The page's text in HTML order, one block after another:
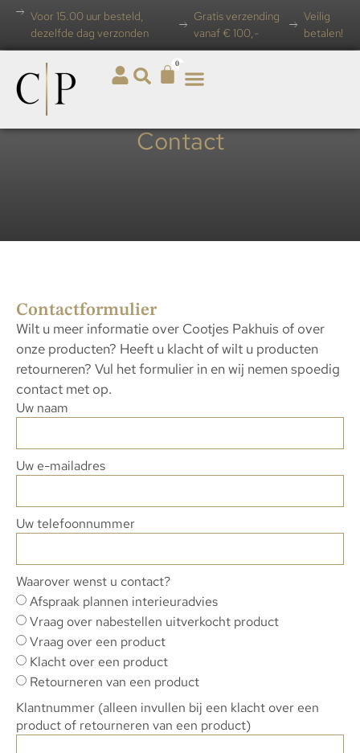
Voor 15.00 uur besteld,
dezelfde dag verzonden
Gratis verzending
vanaf € 100,-
Veilig
betalen!
0
Contact
Contactformulier
Wilt u meer informatie over Cootjes Pakhuis of over
onze producten? Heeft u klacht of wilt u producten
retourneren? Vul het formulier in en wij nemen spoedig
contact met op.
Uw naam
Uw e-mailadres
Uw telefoonnummer
Waarover wenst u contact?
Afspraak plannen interieuradvies
Vraag over nabestellen uitverkocht product
Vraag over een product
Klacht over een product
Retourneren van een product
Klantnummer (alleen invullen bij een klacht over een
product of retourneren van een product)